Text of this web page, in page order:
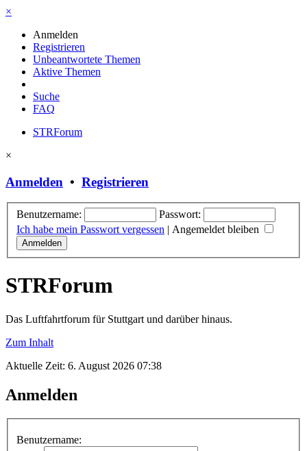
×
Anmelden
Registrieren
Unbeantwortete Themen
Aktive Themen
Suche
FAQ
STRForum
×
Anmelden • Registrieren
Benutzername:
Passwort:
Ich habe mein Passwort vergessen | Angemeldet bleiben
STRForum
Das Luftfahrtforum für Stuttgart und darüber hinaus.
Zum Inhalt
Aktuelle Zeit: 6. August 2026 07:38
Anmelden
Benutzername: